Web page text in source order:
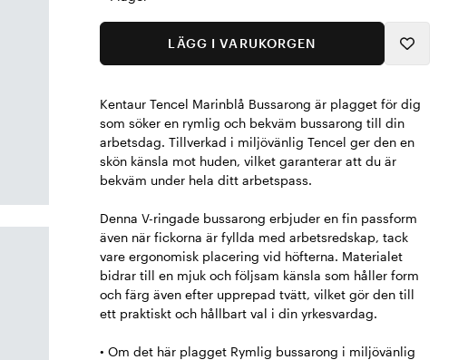
LÄGG I VARUKORGEN
Kentaur Tencel Marinblå Bussarong är plagget för dig
som söker en rymlig och bekväm bussarong till din
arbetsdag. Tillverkad i miljövänlig Tencel ger den en
skön känsla mot huden, vilket garanterar att du är
bekväm under hela ditt arbetspass.
Denna V-ringade bussarong erbjuder en fin passform
även när fickorna är fyllda med arbetsredskap, tack
vare ergonomisk placering vid höfterna. Materialet
bidrar till en mjuk och följsam känsla som håller form
och färg även efter upprepad tvätt, vilket gör den till
ett praktiskt och hållbart val i din yrkesvardag.
• Om det här plagget Rymlig bussarong i miljövänlig